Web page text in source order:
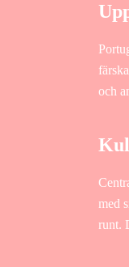
och
med
runt.